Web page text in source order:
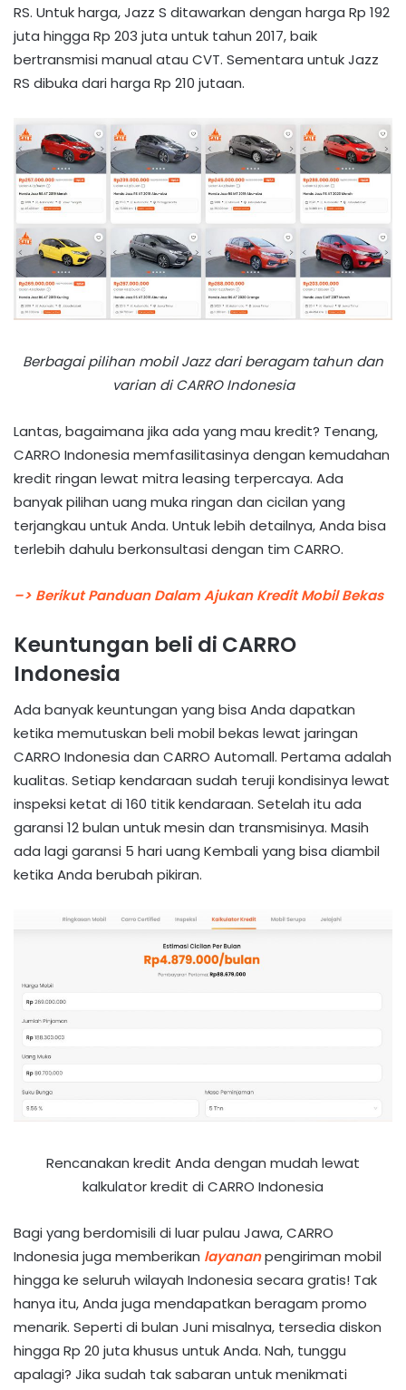
RS. Untuk harga, Jazz S ditawarkan dengan harga Rp 192
juta hingga Rp 203 juta untuk tahun 2017, baik
bertransmisi manual atau CVT. Sementara untuk Jazz
RS dibuka dari harga Rp 210 jutaan.
Berbagai pilihan mobil Jazz dari beragam tahun dan
varian di CARRO Indonesia
Lantas, bagaimana jika ada yang mau kredit? Tenang,
CARRO Indonesia memfasilitasinya dengan kemudahan
kredit ringan lewat mitra leasing terpercaya. Ada
banyak pilihan uang muka ringan dan cicilan yang
terjangkau untuk Anda. Untuk lebih detailnya, Anda bisa
terlebih dahulu berkonsultasi dengan tim CARRO.
–> Berikut Panduan Dalam Ajukan Kredit Mobil Bekas
Keuntungan beli di CARRO
Indonesia
Ada banyak keuntungan yang bisa Anda dapatkan
ketika memutuskan beli mobil bekas lewat jaringan
CARRO Indonesia dan CARRO Automall. Pertama adalah
kualitas. Setiap kendaraan sudah teruji kondisinya lewat
inspeksi ketat di 160 titik kendaraan. Setelah itu ada
garansi 12 bulan untuk mesin dan transmisinya. Masih
ada lagi garansi 5 hari uang Kembali yang bisa diambil
ketika Anda berubah pikiran.
Rencanakan kredit Anda dengan mudah lewat
kalkulator kredit di CARRO Indonesia
Bagi yang berdomisili di luar pulau Jawa, CARRO
Indonesia juga memberikan layananpengiriman mobil
hingga ke seluruh wilayah Indonesia secara gratis! Tak
hanya itu, Anda juga mendapatkan beragam promo
menarik. Seperti di bulan Juni misalnya, tersedia diskon
hingga Rp 20 juta khusus untuk Anda. Nah, tunggu
apalagi? Jika sudah tak sabaran untuk menikmati